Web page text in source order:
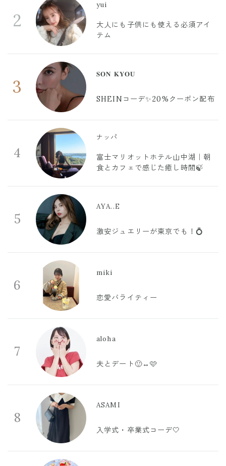
2
yui
大人にも子供にも使える必須アイ
テム
3
𝐒𝐎𝐍 𝐊𝐘𝐎𝐔
SHEINコーデ✨20%クーポン配布
4
ナッパ
富士マリオットホテル山中湖｜朝
食とカフェで感じた癒し時間🍃
5
AYA..E
激安ジュエリーが東京でも！💍
6
miki
恋愛バライティー
7
aloha
夫とデート🙂‍↔️🩷
8
ASAMI
入学式・卒業式コーデ🤍